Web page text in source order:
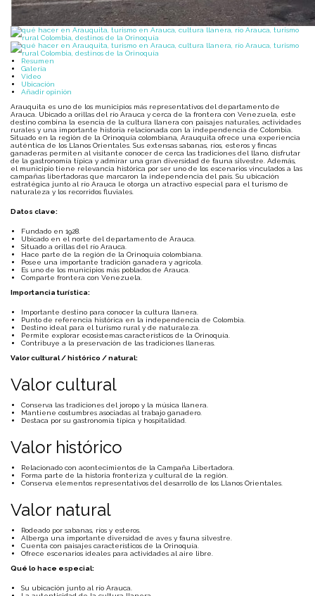
Resumen
Galería
Video
Ubicación
Añadir opinión
Arauquita es uno de los municipios más representativos del departamento de
Arauca. Ubicado a orillas del río Arauca y cerca de la frontera con Venezuela, este
destino combina la esencia de la cultura llanera con paisajes naturales, actividades
rurales y una importante historia relacionada con la independencia de Colombia.
Situado en la región de la Orinoquía colombiana, Arauquita ofrece una experiencia
auténtica de los Llanos Orientales. Sus extensas sabanas, ríos, esteros y fincas
ganaderas permiten al visitante conocer de cerca las tradiciones del llano, disfrutar
de la gastronomía típica y admirar una gran diversidad de fauna silvestre. Además,
el municipio tiene relevancia histórica por ser uno de los escenarios vinculados a las
campañas libertadoras que marcaron la independencia del país. Su ubicación
estratégica junto al río Arauca le otorga un atractivo especial para el turismo de
naturaleza y los recorridos fluviales.
Datos clave:
Fundado en 1928.
Ubicado en el norte del departamento de Arauca.
Situado a orillas del río Arauca.
Hace parte de la región de la Orinoquía colombiana.
Posee una importante tradición ganadera y agrícola.
Es uno de los municipios más poblados de Arauca.
Comparte frontera con Venezuela.
Importancia turística:
Importante destino para conocer la cultura llanera.
Punto de referencia histórica en la independencia de Colombia.
Destino ideal para el turismo rural y de naturaleza.
Permite explorar ecosistemas característicos de la Orinoquía.
Contribuye a la preservación de las tradiciones llaneras.
Valor cultural / histórico / natural:
Valor cultural
Conserva las tradiciones del joropo y la música llanera.
Mantiene costumbres asociadas al trabajo ganadero.
Destaca por su gastronomía típica y hospitalidad.
Valor histórico
Relacionado con acontecimientos de la Campaña Libertadora.
Forma parte de la historia fronteriza y cultural de la región.
Conserva elementos representativos del desarrollo de los Llanos Orientales.
Valor natural
Rodeado por sabanas, ríos y esteros.
Alberga una importante diversidad de aves y fauna silvestre.
Cuenta con paisajes característicos de la Orinoquía.
Ofrece escenarios ideales para actividades al aire libre.
Qué lo hace especial:
Su ubicación junto al río Arauca.